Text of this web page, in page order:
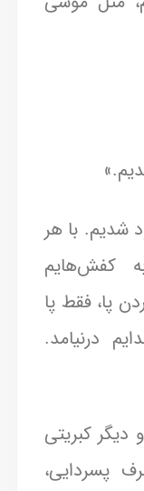
شدیم. با هر
کفش‌هایم
پا، فقط پا
درنیامد.
کبریتی
پسردایی،